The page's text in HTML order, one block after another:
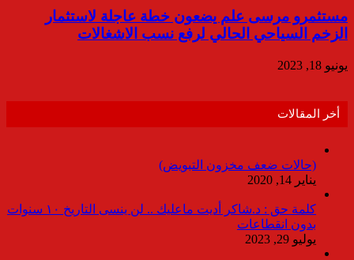
مستثمرو مرسى علم يضعون خطة عاجلة لاستثمار
الزخم السياحي الحالي لرفع نسب الاشغالات
يونيو 18, 2023
أخر المقالات
(حالات ضعف مخزون التبويض)
يناير 14, 2020
كلمة حق : د.شاكر أديت ماعليك .. لن ينسى التاريخ ١٠ سنوات
بدون انقطاعات
يوليو 29, 2023